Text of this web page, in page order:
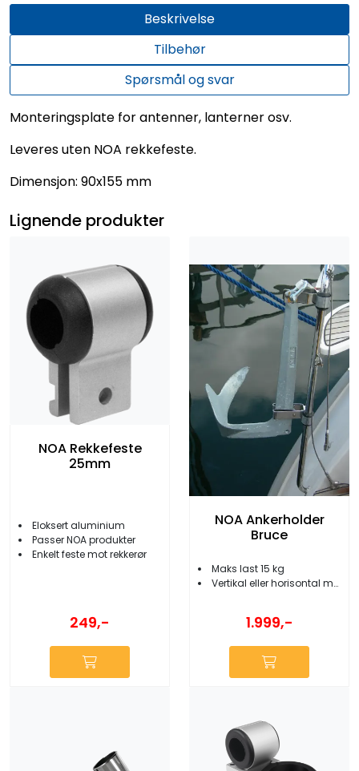
Beskrivelse
Tilbehør
Spørsmål og svar
Monteringsplate for antenner, lanterner osv.
Leveres uten NOA rekkefeste.
Dimensjon: 90x155 mm
Lignende produkter
NOA Rekkefeste
25mm
Eloksert aluminium
Passer NOA produkter
Enkelt feste mot rekkerør
249,-
NOA Ankerholder
Bruce
Maks last 15 kg
Vertikal eller horisontal montering
1.999,-